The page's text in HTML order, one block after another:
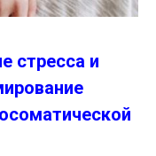
стресса и